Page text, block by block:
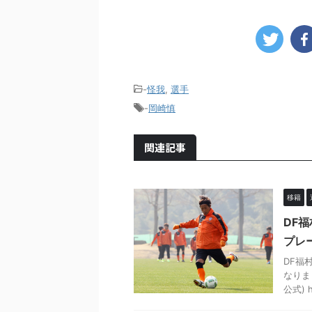
-怪我 選手
-岡崎慎
関連記事
移籍
DF
プレ
DF福
なり
公式)